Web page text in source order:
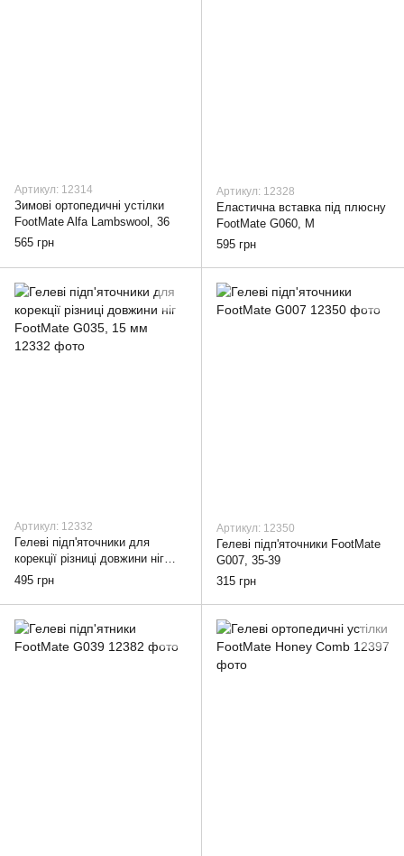
Артикул: 12314
Зимові ортопедичні устілки
FootMate Alfa Lambswool, 36
565 грн
Артикул: 12328
Еластична вставка під плюсну
FootMate G060, M
595 грн
Артикул: 12332
Гелеві підп'яточники для
корекції різниці довжини ніг
FootMate G035, 15 мм, 35-39
495 грн
Артикул: 12350
Гелеві підп'яточники FootMate
G007, 35-39
315 грн